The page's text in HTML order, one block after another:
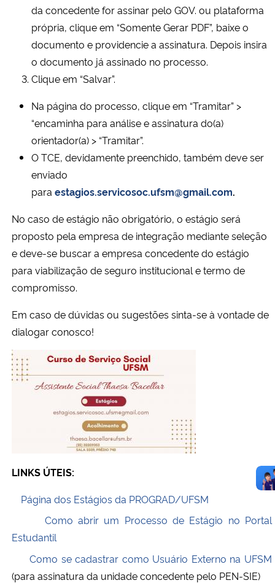
da concedente for assinar pelo GOV. ou plataforma
própria, clique em “Somente Gerar PDF”, baixe o
documento e providencie a assinatura. Depois insira
o documento já assinado no processo.
Clique em “Salvar”.
Na página do processo, clique em “Tramitar” >
“encaminha para análise e assinatura do(a)
orientador(a) > “Tramitar”.
O TCE, devidamente preenchido, também deve ser
enviado
para estagios.servicosoc.ufsm@gmail.com.
No caso de estágio não obrigatório, o estágio será
proposto pela empresa de integração mediante seleção
e deve-se buscar a empresa concedente do estágio
para viabilização de seguro institucional e termo de
compromisso.
Em caso de dúvidas ou sugestões sinta-se à vontade de
dialogar conosco!
LINKS ÚTEIS:
Página dos Estágios da PROGRAD/UFSM
Como abrir um Processo de Estágio no Portal
Estudantil
Como se cadastrar como Usuário Externo na UFSM
(para assinatura da unidade concedente pelo PEN-SIE)